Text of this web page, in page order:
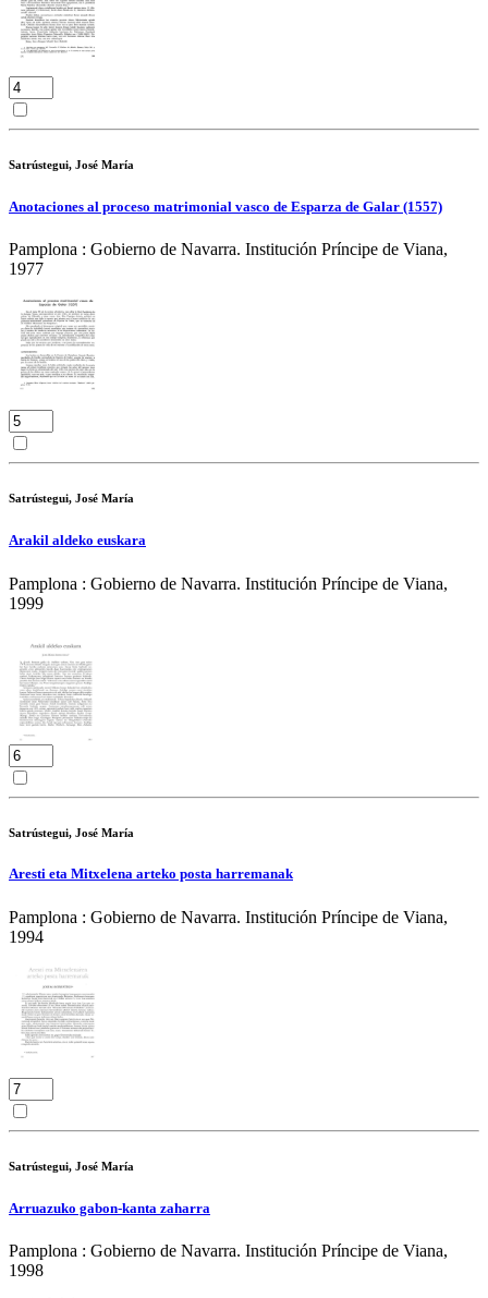
Satrústegui, José María
Anotaciones al proceso matrimonial vasco de Esparza de Galar (1557)
Pamplona : Gobierno de Navarra. Institución Príncipe de Viana,
1977
Satrústegui, José María
Arakil aldeko euskara
Pamplona : Gobierno de Navarra. Institución Príncipe de Viana,
1999
Satrústegui, José María
Aresti eta Mitxelena arteko posta harremanak
Pamplona : Gobierno de Navarra. Institución Príncipe de Viana,
1994
Satrústegui, José María
Arruazuko gabon-kanta zaharra
Pamplona : Gobierno de Navarra. Institución Príncipe de Viana,
1998